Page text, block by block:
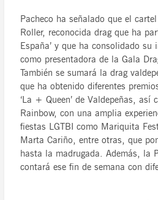
Pacheco ha señalado que el
Roller, reconocida drag que ha
España’ y que ha consolidado su
como presentadora de la Gala
También se sumará la drag
que ha obtenido diferentes
‘La + Queen’ de Valdepeñas, así
Rainbow, con una amplia
fiestas LGTBI como Mariquita
Marta Cariño, entre otras, que
hasta la madrugada. Además, la
contará ese fin de semana con